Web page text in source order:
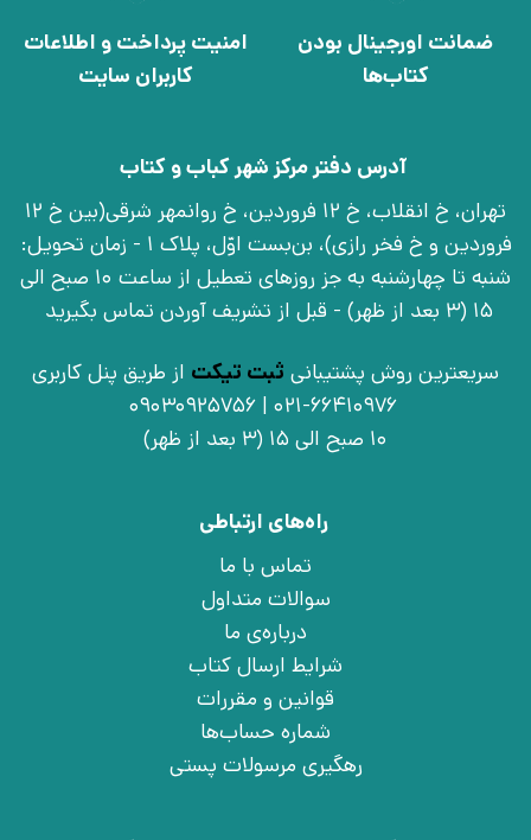
ضمانت اورجینال بودن
کتاب‌ها
امنیت پرداخت و اطلاعات
کاربران سایت
آدرس دفتر مرکز شهر کباب و کتاب
تهران، خ انقلاب، خ 12 فروردین، خ روانمهر شرقی(بین خ 12
فروردین و خ فخر رازی)، بن‌بست اوّل، پلاک 1 - زمان تحویل:
شنبه تا چهارشنبه به جز روزهای تعطیل از ساعت 10 صبح الی
15 (3 بعد از ظهر) - قبل از تشریف آوردن تماس بگیرید
سریعترین روش پشتیبانی ثبت تیکت از طریق پنل کاربری
021-66410976 | 09030925756
10 صبح الی 15 (3 بعد از ظهر)
راه‌های ارتباطی
تماس با ما
سوالات متداول
درباره‌ی ما
شرایط ارسال کتاب
قوانین و مقررات
شماره حساب‌ها
رهگیری مرسولات پستی